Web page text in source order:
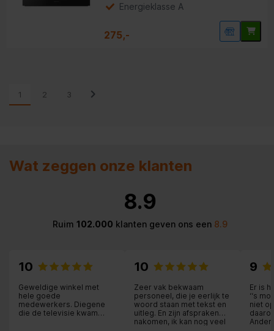
Energieklasse A
275,-
1 2 3
Wat zeggen onze klanten
8.9
Ruim 102.000 klanten geven ons een8.9
10
Geweldige winkel met
hele goede
medewerkers. Diegene
die de televisie kwam
10
Zeer vak bekwaam
personeel, die je eerlijk te
woord staan met tekst en
uitleg. En zijn afspraken
nakomen, ik kan nog veel
9
Er is
‘‘s
niet